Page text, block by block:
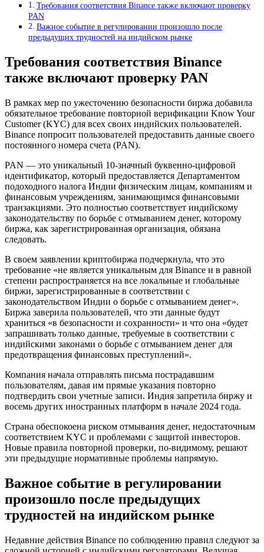
Требования соответствия Binance также включают проверку
PAN
Важное событие в регулировании произошло после
предыдущих трудностей на индийском рынке
Требования соответствия Binance
также включают проверку PAN
В рамках мер по ужесточению безопасности биржа добавила
обязательное требование повторной верификации Know Your
Customer (KYC) для всех своих индийских пользователей.
Binance попросит пользователей предоставить данные своего
постоянного номера счета (PAN).
PAN — это уникальный 10-значный буквенно-цифровой
идентификатор, который предоставляется Департаментом
подоходного налога Индии физическим лицам, компаниям и
финансовым учреждениям, занимающимся финансовыми
транзакциями. Это полностью соответствует индийскому
законодательству по борьбе с отмыванием денег, которому
биржа, как зарегистрированная организация, обязана
следовать.
В своем заявлении криптобиржа подчеркнула, что это
требование «не является уникальным для Binance и в равной
степени распространяется на все локальные и глобальные
биржи, зарегистрированные в соответствии с
законодательством Индии о борьбе с отмыванием денег».
Биржа заверила пользователей, что эти данные будут
храниться «в безопасности и сохранности» и что она «будет
запрашивать только данные, требуемые в соответствии с
индийскими законами о борьбе с отмыванием денег для
предотвращения финансовых преступлений».
Компания начала отправлять письма пострадавшим
пользователям, давая им прямые указания повторно
подтвердить свои учетные записи. Индия запретила биржу и
восемь других иностранных платформ в начале 2024 года.
Страна обеспокоена риском отмывания денег, недостаточным
соответствием KYC и проблемами с защитой инвесторов.
Новые правила повторной проверки, по-видимому, решают
эти предыдущие нормативные проблемы напрямую.
Важное событие в регулировании
произошло после предыдущих
трудностей на индийском рынке
Недавние действия Binance по соблюдению правил следуют за